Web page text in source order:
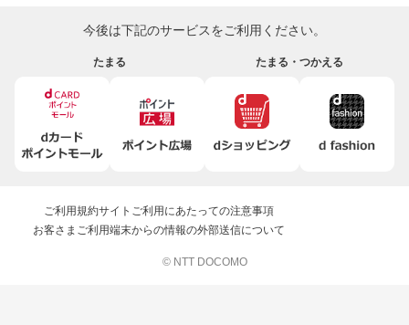
今後は下記のサービスをご利用ください。
たまる たまる・つかえる
ご利用規約サイトご利用にあたっての注意事項
お客さまご利用端末からの情報の外部送信について
© NTT DOCOMO